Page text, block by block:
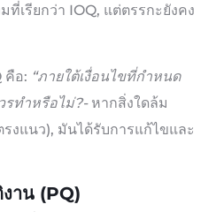
เรียกว่า IOQ, แต่ตรรกะยังคง
คือ: “ภายใต้เงื่อนไขที่กำหนด
รทำหรือไม่?-หากสิ่งใดล้ม
รงแนว), มันได้รับการแก้ไขและ
าน (PQ)